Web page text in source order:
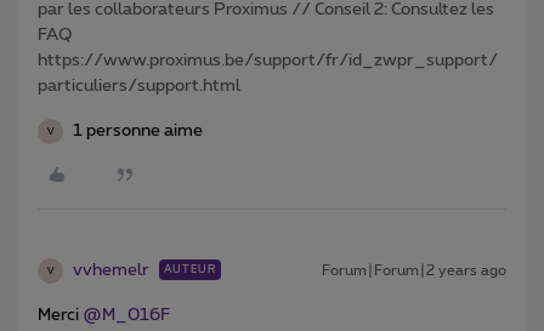
par les collaborateurs Proximus // Conseil 2: Consultez les
FAQ
https://www.proximus.be/support/fr/id_zwpr_support/
particuliers/support.html
V 1 personne aime
V vvhemelr AUTEUR Forum|Forum|2 years ago
Merci @M_016F